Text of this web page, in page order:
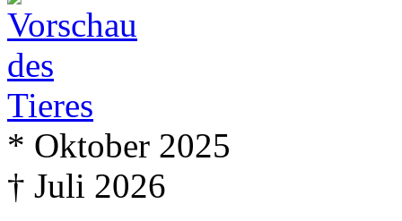
* Oktober 2025
† Juli 2026